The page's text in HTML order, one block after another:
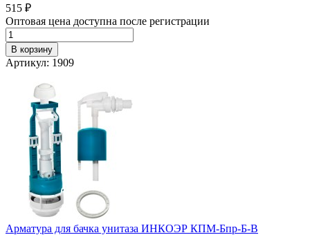
515 ₽
Оптовая цена доступна после регистрации
В корзину
Артикул: 1909
Арматура для бачка унитаза ИНКОЭР КПМ-Бпр-Б-В